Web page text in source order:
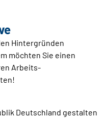
Hintergründen
möchten Sie einen
Arbeits-
Deutschland gestalten